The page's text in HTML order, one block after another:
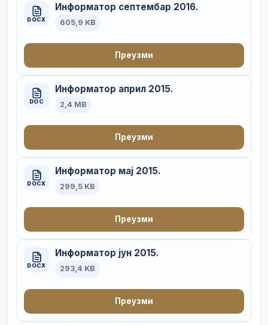
DOCX
Информатор септембар 2016.
605,9 KB
Преузми
DOC
Информатор април 2015.
2,4 MB
Преузми
DOCX
Информатор мај 2015.
299,5 KB
Преузми
DOCX
Информатор јун 2015.
293,4 KB
Преузми